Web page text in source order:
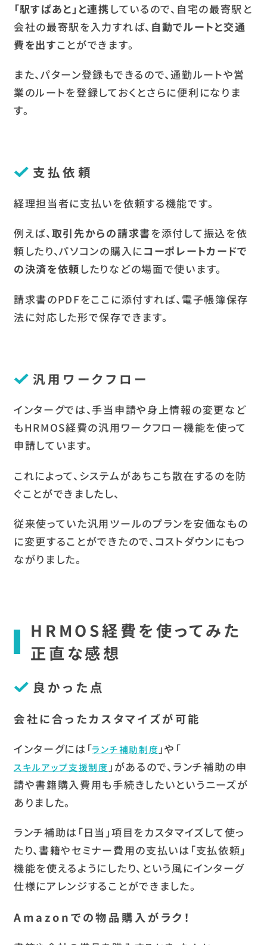
「駅すぱあと」と連携 しているので、自宅の最寄駅と
会社の最寄駅を入力すれば、 自動でルートと交通
費を出すことができます。
また、パターン登録もできるので、通勤ルートや営
業のルートを登録しておくとさらに便利になりま
す。
支払依頼
経理担当者に支払いを依頼する機能です。
例えば、取引先からの請求書を添付して振込を依
頼したり、パソコンの購入にコーポレートカードで
の決済を依頼 したりなどの場面で使います。
請求書のPDFをここに添付すれば、電子帳簿保存
法に対応した形で保存できます。
汎用ワークフロー
インターグでは、手当申請や身上情報の変更など
もHRMOS経費の汎用ワークフロー機能を使って
申請しています。
これによって、システムがあちこち散在するのを防
ぐことができましたし、
従来使っていた汎用ツールのプランを安価なもの
に変更することができたので、コストダウンにもつ
ながりました。
HRMOS経費を使ってみた
正直な感想
良かった点
会社に合ったカスタマイズが可能
インターグには「ランチ補助制度 」や「
スキルアップ支援制度 」があるので、ランチ補助の申
請や書籍購入費用も手続きしたいというニーズが
ありました。
ランチ補助は「日当」項目をカスタマイズして使っ
たり、書籍やセミナー費用の支払いは「支払依頼」
機能を使えるようにしたり、という風にインターグ
仕様にアレンジすることができました。
Amazonでの物品購入がラク！